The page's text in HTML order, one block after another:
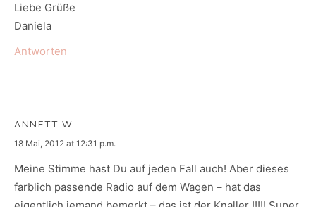
Liebe Grüße
Daniela
Antworten
ANNETT W.
says:
18 Mai, 2012 at 12:31 p.m.
Meine Stimme hast Du auf jeden Fall auch! Aber dieses
farblich passende Radio auf dem Wagen – hat das